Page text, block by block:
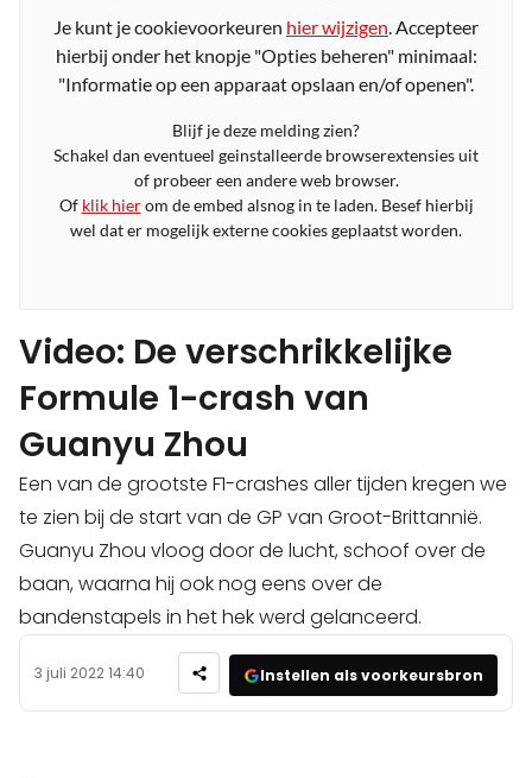
Je kunt je cookievoorkeuren hier wijzigen. Accepteer
hierbij onder het knopje "Opties beheren" minimaal:
"Informatie op een apparaat opslaan en/of openen".
Blijf je deze melding zien?
Schakel dan eventueel geinstalleerde browserextensies uit
of probeer een andere web browser.
Of klik hierom de embed alsnog in te laden. Besef hierbij
wel dat er mogelijk externe cookies geplaatst worden.
Video: De verschrikkelijke
Formule 1-crash van
Guanyu Zhou
Een van de grootste F1-crashes aller tijden kregen we
te zien bij de start van de GP van Groot-Brittannië.
Guanyu Zhou vloog door de lucht, schoof over de
baan, waarna hij ook nog eens over de
bandenstapels in het hek werd gelanceerd.
3 juli 2022 14:40 Instellen als voorkeursbron